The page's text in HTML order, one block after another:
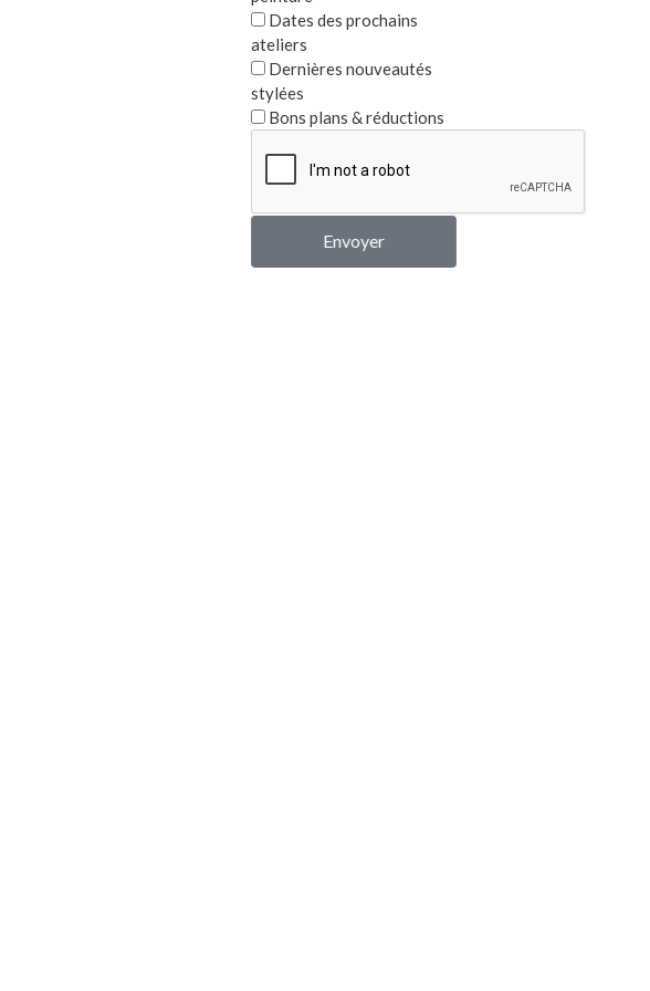
Produits similaires
Dates des prochains
ateliers
Dernières nouveautés
stylées
Bons plans & réductions
Envoyer